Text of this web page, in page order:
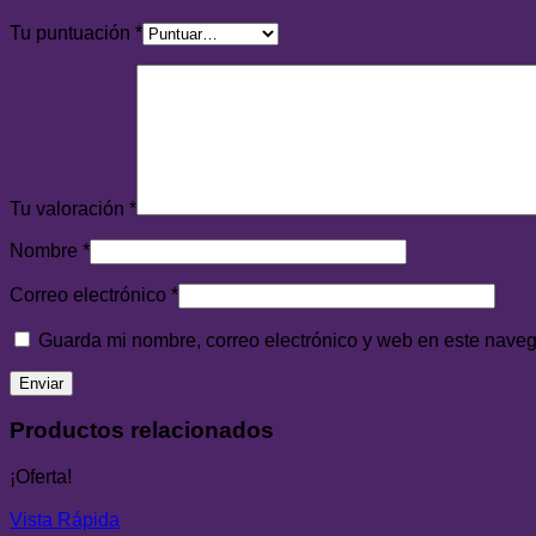
Tu puntuación *
Tu valoración *
Nombre *
Correo electrónico *
Guarda mi nombre, correo electrónico y web en este
Productos relacionados
¡Oferta!
Vista Rápida